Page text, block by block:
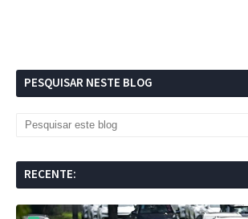
PESQUISAR NESTE BLOG
RECENTE: